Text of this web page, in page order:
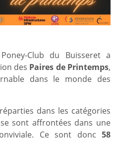
Club du Buisseret a
des Paires de Printemps,
dans le monde des
dans les catégories
sont affrontées dans une
Ce sont donc 58